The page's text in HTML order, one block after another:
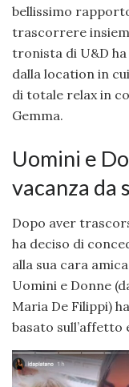
bellissimo
trascorrere
tronista di U&D
dalla location in
di totale relax in
Gemma.
Uomini e
vacanza da
Dopo aver
ha deciso di
alla sua cara
Uomini e Donne
Maria De Filippi)
basato sull’affetto